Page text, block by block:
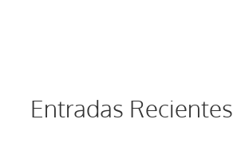
Entradas Recientes